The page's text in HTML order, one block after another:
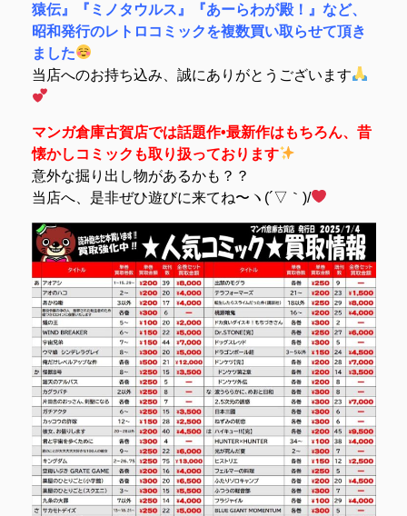
猿伝』『ミノタウルス』『あーらわが殿！』など、
昭和発行のレトロコミックを複数買い取らせて頂き
ました
当店へのお持ち込み、誠にありがとうございます
マンガ倉庫古賀店では話題作•最新作はもちろん、昔
懐かしコミックも取り扱っております
意外な掘り出し物があるかも？？
当店へ、是非ぜひ遊びに来てね〜ヽ(´▽｀)/